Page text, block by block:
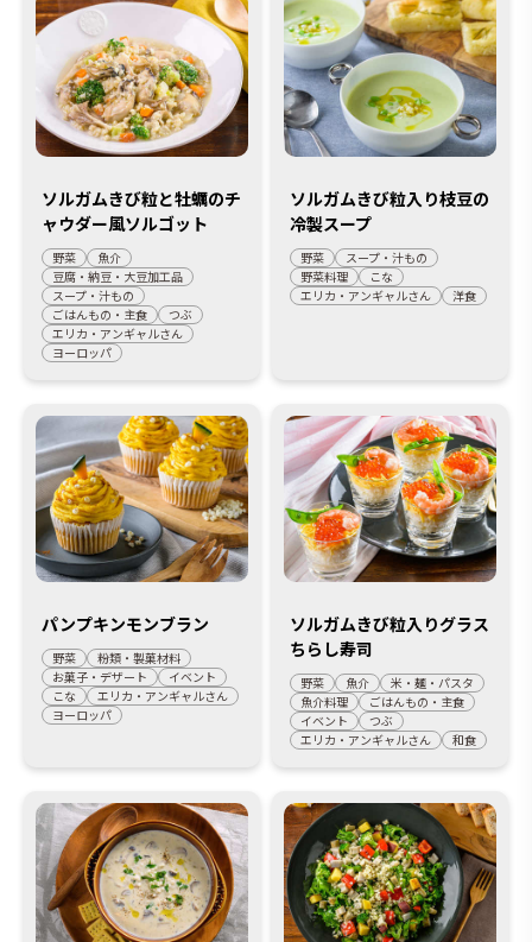
ソルガムきび粒と牡蠣のチ
ャウダー風ソルゴット
野菜
魚介
豆腐・納豆・大豆加工品
スープ・汁もの
ごはんもの・主食
つぶ
エリカ・アンギャルさん
ヨーロッパ
ソルガムきび粒入り枝豆の
冷製スープ
野菜
スープ・汁もの
野菜料理
こな
エリカ・アンギャルさん
洋食
パンプキンモンブラン
野菜
粉類・製菓材料
お菓子・デザート
イベント
こな
エリカ・アンギャルさん
ヨーロッパ
ソルガムきび粒入りグラス
ちらし寿司
野菜 魚介
米・麺・パスタ
魚介料理
ごはんもの・主食
イベント
つぶ
エリカ・アンギャルさん
和食